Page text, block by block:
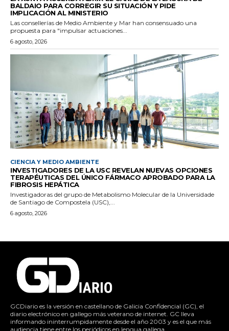
BALDAIO PARA CORREGIR SU SITUACIÓN Y PIDE
IMPLICACIÓN AL MINISTERIO
Las consellerías de Medio Ambiente y Mar han consensuado una
propuesta para "impulsar actuaciones...
6 agosto, 2026
CIENCIA Y MEDIO AMBIENTE
INVESTIGADORES DE LA USC REVELAN NUEVAS OPCIONES
TERAPÉUTICAS DEL ÚNICO FÁRMACO APROBADO PARA LA
FIBROSIS HEPÁTICA
Investigadoras del grupo de Metabolismo Molecular de la Universidade
de Santiago de Compostela (USC),...
6 agosto, 2026
GCDiario es la versión en castellano de Galicia Confidencial (GC), el
diario electrónico en gallego más veterano de internet. GC lleva
informando ininterrumpidamente desde el año 2003 y es el que más
audiencia tiene entre los periódicos en lengua gallega.